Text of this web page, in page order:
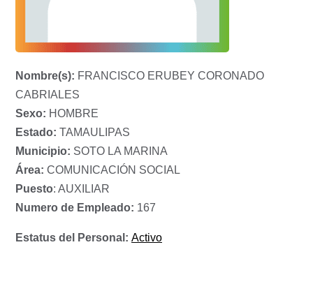
Nombre(s): FRANCISCO ERUBEY CORONADO
CABRIALES
Sexo: HOMBRE
Estado: TAMAULIPAS
Municipio: SOTO LA MARINA
Área: COMUNICACIÓN SOCIAL
Puesto: AUXILIAR
Numero de Empleado: 167
Estatus del Personal: Activo